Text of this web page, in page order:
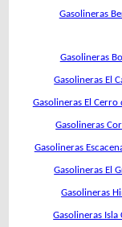
Gasolineras
Gasolineras
Gasolineras El
Gasolineras El Cerro
Gasolineras
Gasolineras
Gasolineras El
Gasolineras
Gasolineras Isla